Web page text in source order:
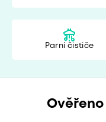
Parní čističe